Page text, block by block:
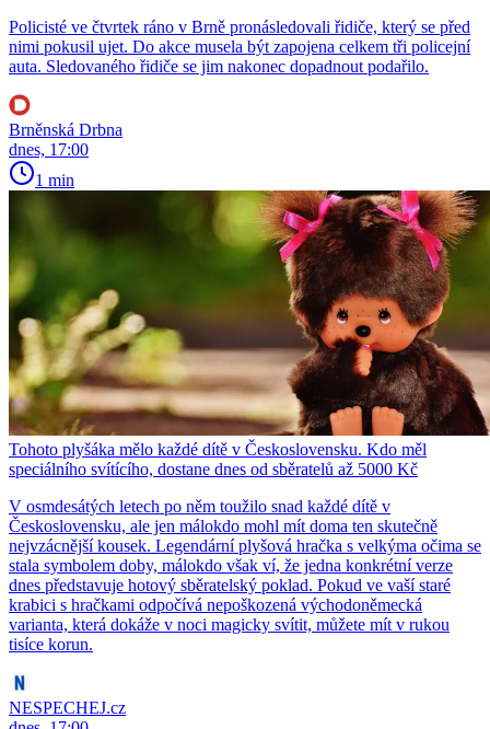
Policisté ve čtvrtek ráno v Brně pronásledovali řidiče, který se před
nimi pokusil ujet. Do akce musela být zapojena celkem tři policejní
auta. Sledovaného řidiče se jim nakonec dopadnout podařilo.
Brněnská Drbna
dnes, 17:00
1 min
Tohoto plyšáka mělo každé dítě v Československu. Kdo měl
speciálního svítícího, dostane dnes od sběratelů až 5000 Kč
V osmdesátých letech po něm toužilo snad každé dítě v
Československu, ale jen málokdo mohl mít doma ten skutečně
nejvzácnější kousek. Legendární plyšová hračka s velkýma očima se
stala symbolem doby, málokdo však ví, že jedna konkrétní verze
dnes představuje hotový sběratelský poklad. Pokud ve vaší staré
krabici s hračkami odpočívá nepoškozená východoněmecká
varianta, která dokáže v noci magicky svítit, můžete mít v rukou
tisíce korun.
NESPECHEJ.cz